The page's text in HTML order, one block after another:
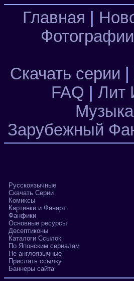
Главная
Скачать серии
FAQ
Лит
Музыка
Зарубежный
Русскоязычные
Скачать Серии
Комиксы
Картинки и Фанарт
Фанфики
Основные ресурсы
Десептиконы
Каталоги Ссылок
По Японским сериалам
Не англоязычные
Прислать ссылку
Баннеры сайта